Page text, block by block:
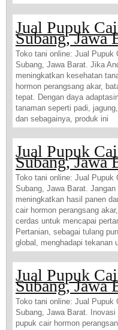
Jual Pupuk
Subang, Jawa
Toko tani online: Jual Pupuk
Subang, Jawa Barat. Jika
meningkatkan kesehatan
hormon perangsang akar,
tepat. Dengan daya
tanaman seperti padi,
dan sebagainya, produk ini
Jual Pupuk
Subang, Jawa
Toko tani online: Jual Pupuk
Subang, Jawa Barat.
meningkatkan hasil panen
cair hormon perangsang
cerdas untuk mencapai
Pertanian, sebagai tulang
global, menghadapi tekanan
Jual Pupuk
Subang, Jawa
Toko tani online: Jual Pupuk
Subang, Jawa Barat.
pupuk cair hormon